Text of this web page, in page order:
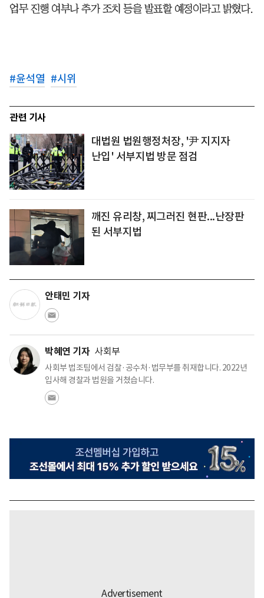
업무 진행 여부나 추가 조치 등을 발표할 예정이라고 밝혔다.
#윤석열 #시위
관련 기사
대법원 법원행정처장, '尹 지지자
난입' 서부지법 방문 점검
깨진 유리창, 찌그러진 현판...난장판
된 서부지법
안태민 기자
박혜연 기자 사회부
사회부 법조팀에서 검찰·공수처·법무부를 취재합니다. 2022년
입사해 경찰과 법원을 거쳤습니다.